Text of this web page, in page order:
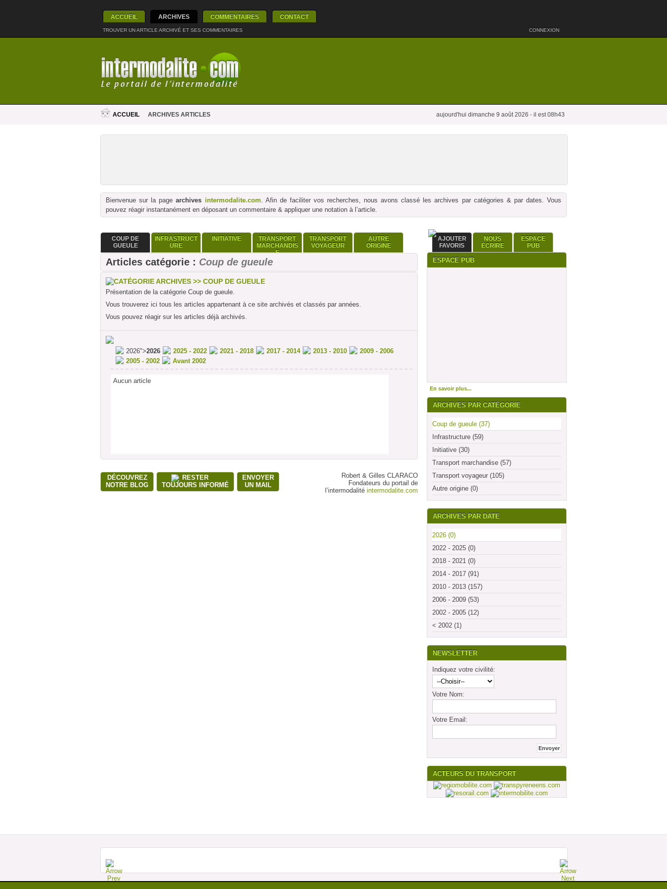
ACCUEIL ARCHIVES COMMENTAIRES CONTACT
TROUVER UN ARTICLE ARCHIVÉ ET SES COMMENTAIRES CONNEXION
ACCUEIL ARCHIVES ARTICLES aujourd'hui dimanche 9 août 2026 - il est 08h43
Bienvenue sur la pagearchives intermodalite.com. Afin de faciliter vos recherches, nous avons classé les archives par catégories & par dates. Vous
pouvez réagir instantanément en déposant un commentaire & appliquer une notation à l’article.
COUP DE
GUEULE
INFRASTRUCT
URE
INITIATIVE
TRANSPORT
MARCHANDIS
E
TRANSPORT
VOYAGEUR
AUTRE
ORIGINE
Articles catégorie : Coup de gueule
CATÉGORIE ARCHIVES >> COUP DE GUEULE
Présentation de la catégorie Coup de gueule.
Vous trouverez ici tous les articles appartenant à ce site archivés et classés par années.
Vous pouvez réagir sur les articles déjà archivés.
2026">2026 2025 - 2022 2021 - 2018 2017 - 2014 2013 - 2010
2009 - 2006
2005 - 2002
Avant 2002
Aucun article
DÉCOUVREZ
NOTRE BLOG
RESTER
TOUJOURS INFORMÉ
ENVOYER
UN MAIL
Robert & Gilles CLARACO
Fondateurs du portail de
l’intermodalité intermodalite.com
AJOUTER
FAVORIS
NOUS
ÉCRIRE
ESPACE
PUB
ESPACE PUB
En savoir plus...
ARCHIVES PAR CATÉGORIE
Coup de gueule (37)
Infrastructure (59)
Initiative (30)
Transport marchandise (57)
Transport voyageur (105)
Autre origine (0)
ARCHIVES PAR DATE
2026 (0)
2022 - 2025 (0)
2018 - 2021 (0)
2014 - 2017 (91)
2010 - 2013 (157)
2006 - 2009 (53)
2002 - 2005 (12)
< 2002 (1)
NEWSLETTER
Indiquez votre civilité:
Votre Nom:
Votre Email:
ACTEURS DU TRANSPORT